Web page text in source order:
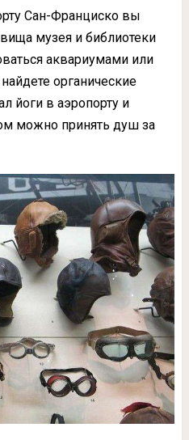
Сан-Франциско вы
музея и библиотеки
аквариумами или
органические
йоги в аэропорту и
можно принять душ за